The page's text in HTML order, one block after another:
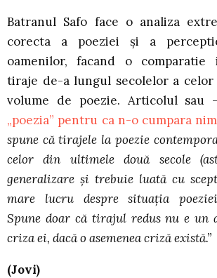
Batranul Safo face o analiza
corecta a poeziei şi a
oamenilor, facand o
tiraje de-a lungul secolelor a
volume de poezie. Articolul sau
„poezia” pentru ca n-o cumpara
spune că tirajele la poezie
celor din ultimele două secole
generalizare şi trebuie luată cu
mare lucru despre situaţia poeziei
Spune doar că tirajul redus nu e un
criza ei, dacă o asemenea criză există.”
(Jovi)